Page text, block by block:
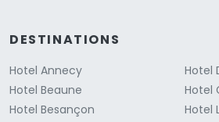
DESTINATIONS
Hotel Annecy
Hotel Beaune
Hotel Besançon
Hotel
Hotel
Hotel